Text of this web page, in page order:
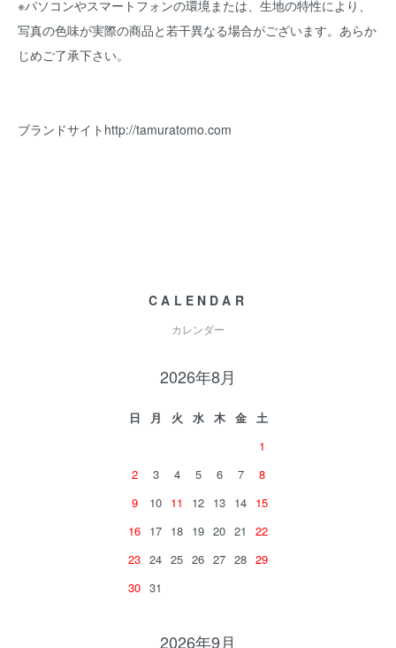
※パソコンやスマートフォンの環境または、生地の特性により、
写真の色味が実際の商品と若干異なる場合がございます。あらか
じめご了承下さい。
ブランドサイト http://tamuratomo.com
CALENDAR
カレンダー
2026年8月
日 月 火 水 木 金
土
1
2
3 4 5 6 7
8
9
10 11 12 13 14 15
16 17 18 19 20 21
22
23 24 25 26 27 28 29
30 31
2026年9月